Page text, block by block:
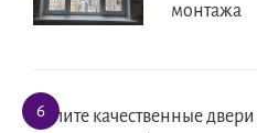
монтажа
Купите качественные